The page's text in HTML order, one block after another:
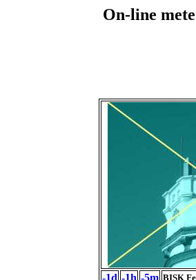
On-line
-1d -1h -5m BISK